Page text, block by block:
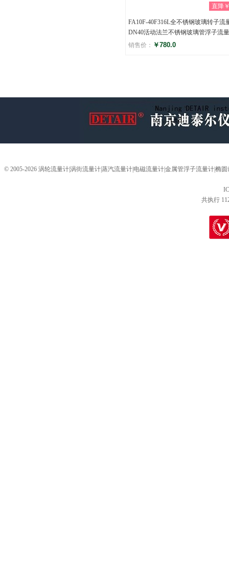
直降
FA10F-40F316L全不锈钢玻璃转子流
DN40活动法兰不锈钢玻璃管浮子流
销售价： ￥780.0
© 2005-2026 涡轮流量计|涡街流量计|蒸汽流量计|电磁流量计|金属管浮子流量计|椭
共执行